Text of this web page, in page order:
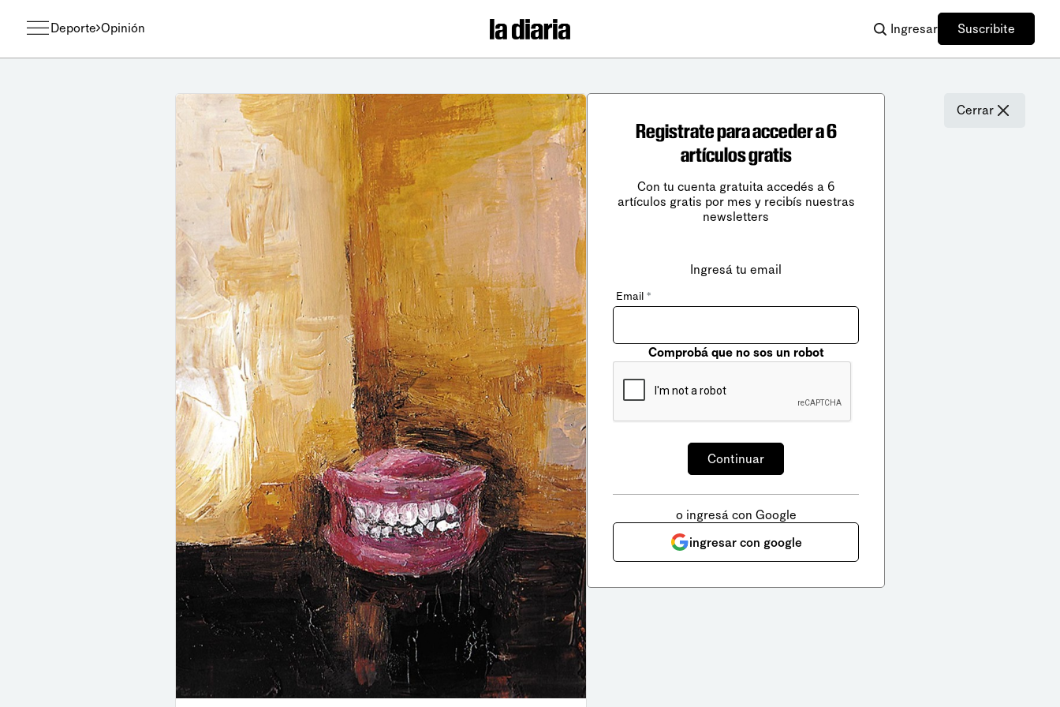
Deporte Opinión Ingresar Suscribite
Cerrar
Registrate para acceder a 6
artículos gratis
Con tu cuenta gratuita accedés a 6
artículos gratis por mes y recibís nuestras
newsletters
Ingresá tu email
Email *
Comprobá que no sos un robot
o ingresá con Google
ingresar con google